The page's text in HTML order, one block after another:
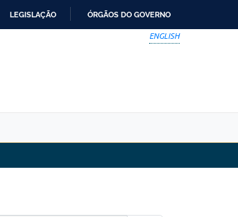
LEGISLAÇÃO ÓRGÃOS DO GOVERNO
ENGLISH